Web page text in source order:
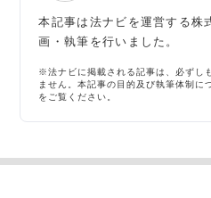
本記事は法ナビを運営する株
画・執筆を行いました。
※法ナビに掲載される記事は、必ずし
ません。本記事の目的及び執筆体制に
をご覧ください。